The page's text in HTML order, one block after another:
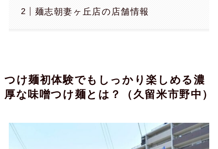
麺志朝妻ヶ丘店の店舗情報
つけ麺初体験でもしっかり楽しめる濃
厚な味噌つけ麺とは？（久留米市野中）